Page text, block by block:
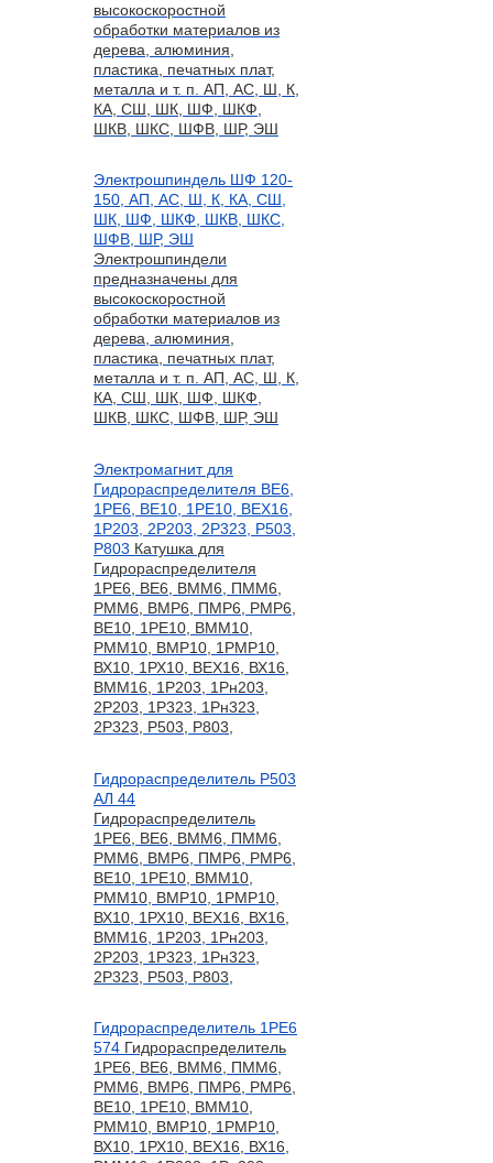
высокоскоростной
обработки материалов из
дерева, алюминия,
пластика, печатных плат,
металла и т. п. АП, АС, Ш, К,
КА, СШ, ШК, ШФ, ШКФ,
ШКВ, ШКС, ШФВ, ШР, ЭШ
Электрошпиндель ШФ 120-
150, АП, АС, Ш, К, КА, СШ,
ШК, ШФ, ШКФ, ШКВ, ШКС,
ШФВ, ШР, ЭШ
Электрошпиндели
предназначены для
высокоскоростной
обработки материалов из
дерева, алюминия,
пластика, печатных плат,
металла и т. п. АП, АС, Ш, К,
КА, СШ, ШК, ШФ, ШКФ,
ШКВ, ШКС, ШФВ, ШР, ЭШ
Электромагнит для
Гидрораспределителя ВЕ6,
1РЕ6, ВЕ10, 1РЕ10, ВЕХ16,
1Р203, 2Р203, 2Р323, Р503,
Р803 Катушка для
Гидрораспределителя
1РЕ6, ВЕ6, ВММ6, ПММ6,
РММ6, ВМР6, ПМР6, РМР6,
ВЕ10, 1РЕ10, ВММ10,
РММ10, ВМР10, 1РМР10,
ВХ10, 1РХ10, ВЕХ16, ВХ16,
ВММ16, 1Р203, 1Рн203,
2Р203, 1Р323, 1Рн323,
2Р323, Р503, Р803,
Гидрораспределитель Р503
АЛ 44
Гидрораспределитель
1РЕ6, ВЕ6, ВММ6, ПММ6,
РММ6, ВМР6, ПМР6, РМР6,
ВЕ10, 1РЕ10, ВММ10,
РММ10, ВМР10, 1РМР10,
ВХ10, 1РХ10, ВЕХ16, ВХ16,
ВММ16, 1Р203, 1Рн203,
2Р203, 1Р323, 1Рн323,
2Р323, Р503, Р803,
Гидрораспределитель 1РЕ6
574 Гидрораспределитель
1РЕ6, ВЕ6, ВММ6, ПММ6,
РММ6, ВМР6, ПМР6, РМР6,
ВЕ10, 1РЕ10, ВММ10,
РММ10, ВМР10, 1РМР10,
ВХ10, 1РХ10, ВЕХ16, ВХ16,